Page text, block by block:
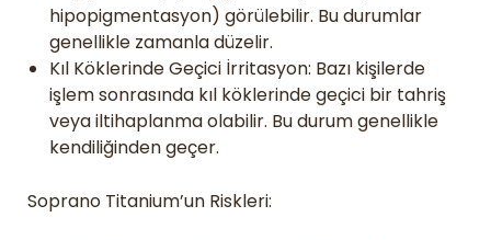
hipopigmentasyon) görülebilir. Bu durumlar
genellikle zamanla düzelir.
Kıl Köklerinde Geçici İrritasyon: Bazı kişilerde
işlem sonrasında kıl köklerinde geçici bir tahriş
veya iltihaplanma olabilir. Bu durum genellikle
kendiliğinden geçer.
Soprano Titanium’un Riskleri: